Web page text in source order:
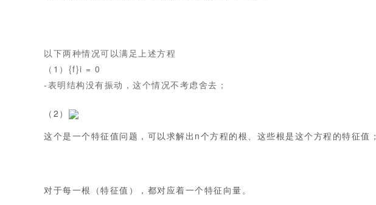
以下两种情况可以满足上述方程
（1）{f}i = 0
-表明结构没有振动，这个情况不考虑舍去；
（2）
这个是一个特征值问题，可以求解出n个方程的根、这些根是这个方程的特征值；
对于每一根（特征值），都对应着一个特征向量。